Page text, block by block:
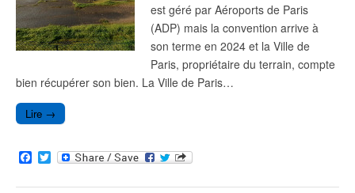
est géré par Aéroports de Paris
(ADP) mais la convention arrive à
son terme en 2024 et la Ville de
Paris, propriétaire du terrain, compte
bien récupérer son bien. La Ville de Paris…
Lire →
F
a
c
T
w
i